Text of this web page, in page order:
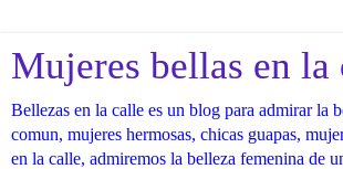
Mujeres bellas en la
Bellezas en la calle es un blog para admirar la
comun, mujeres hermosas, chicas guapas,
en la calle, admiremos la belleza femenina de